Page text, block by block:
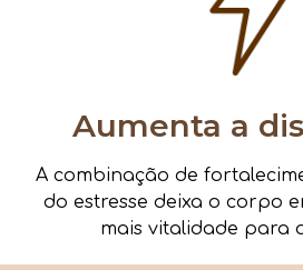
Aumenta a
A combinação de
do estresse deixa o corpo
mais vitalidade para